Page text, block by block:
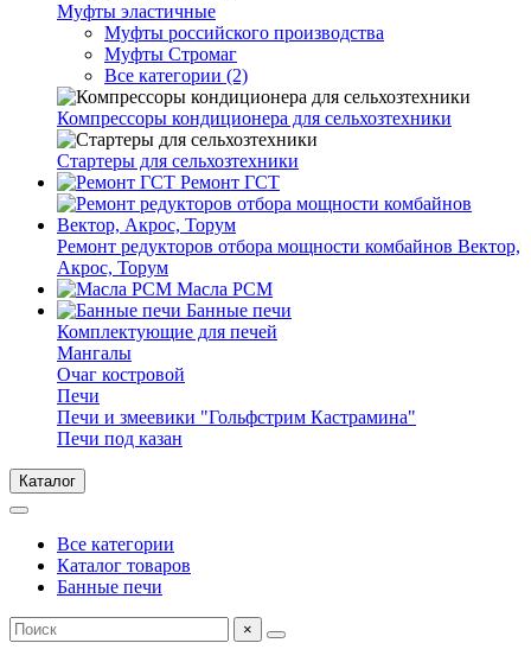
Муфты эластичные
Муфты российского производства
Муфты Стромаг
Все категории (2)
Компрессоры кондиционера для сельхозтехники
Стартеры для сельхозтехники
Ремонт ГСТ
Ремонт редукторов отбора мощности комбайнов Вектор,
Акрос, Торум
Масла РСМ
Банные печи
Комплектующие для печей
Мангалы
Очаг костровой
Печи
Печи и змеевики "Гольфстрим Кастрамина"
Печи под казан
Каталог
Все категории
Каталог товаров
Банные печи
×